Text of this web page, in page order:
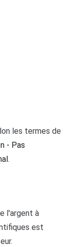
les termes de
- Pas
.
l'argent à
est